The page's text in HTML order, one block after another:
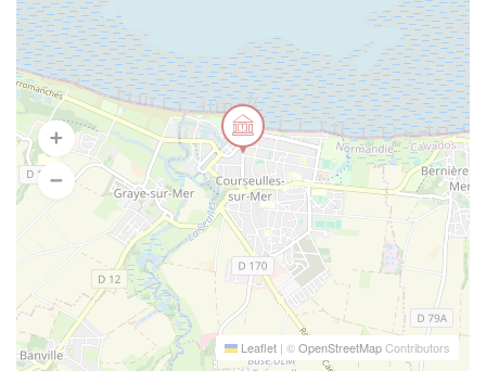
Leaflet | ©OpenStreetMapContributors